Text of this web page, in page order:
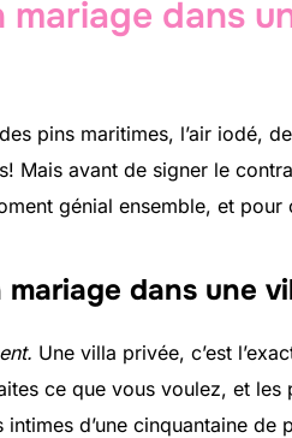
mariage dans
pins maritimes, l’air iodé,
Mais avant de signer le
génial ensemble, et
mariage dans une
Une villa privée, c’est
ce que vous voulez, et
d’une cinquantaine